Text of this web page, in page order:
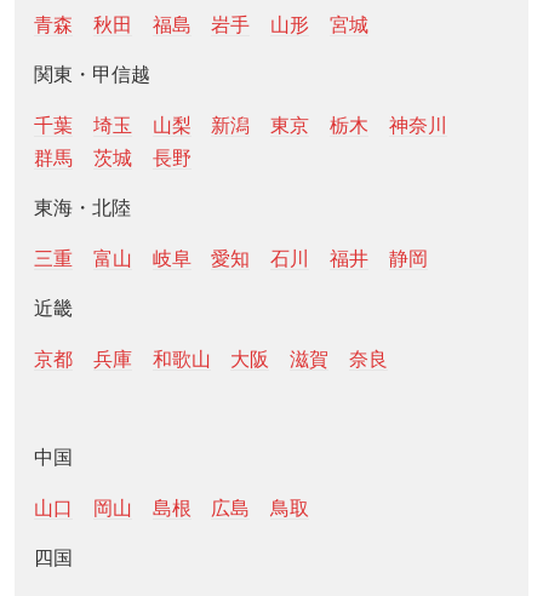
青森 秋田 福島 岩手 山形 宮城
関東・甲信越
千葉 埼玉 山梨 新潟 東京 栃木
神奈川
群馬
茨城 長野
東海・北陸
三重 富山 岐阜 愛知 石川 福井 静岡
近畿
京都 兵庫 和歌山 大阪 滋賀 奈良
中国
山口 岡山 島根 広島 鳥取
四国